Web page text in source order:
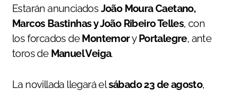
Estarán anunciados João Moura Caetano,
Marcos Bastinhas y João Ribeiro Telles, con
los forcados deMontemoryPortalegre, ante
toros de Manuel Veiga.
La novillada llegará elsábado 23 de agosto,